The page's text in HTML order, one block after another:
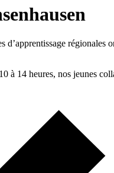
régionales
à 14 heures, nos jeunes